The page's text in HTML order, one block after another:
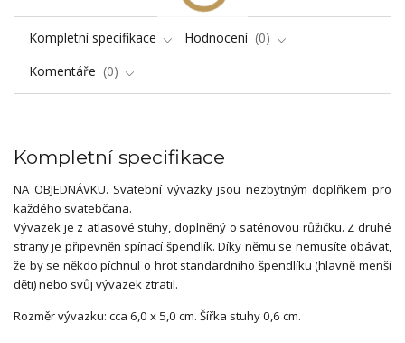
Kompletní specifikace Hodnocení
0
Komentáře
0
Kompletní specifikace
NA OBJEDNÁVKU. Svatební vývazky jsou nezbytným doplňkem pro
každého svatebčana.
Vývazek je z atlasové stuhy, doplněný o saténovou růžičku. Z druhé
strany je připevněn spínací špendlík. Díky němu se nemusíte obávat,
že by se někdo píchnul o hrot standardního špendlíku (hlavně menší
děti) nebo svůj vývazek ztratil.
Rozměr vývazku: cca 6,0 x 5,0 cm. Šířka stuhy 0,6 cm.